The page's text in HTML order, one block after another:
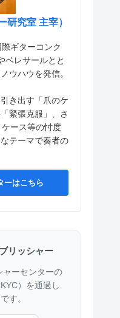
研究室 主宰）
ギターコンク
ベレサールとと
ウハウを発信。
き出す「爪のケ
緊張克服」、さ
ース等の忖度
テーマで奏者の
ーはこちら
リッシャー
ャーセンターの
）を通過し
す。